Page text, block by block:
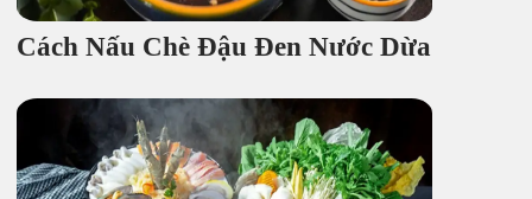
Cách Nấu Chè Đậu Đen Nước Dừa